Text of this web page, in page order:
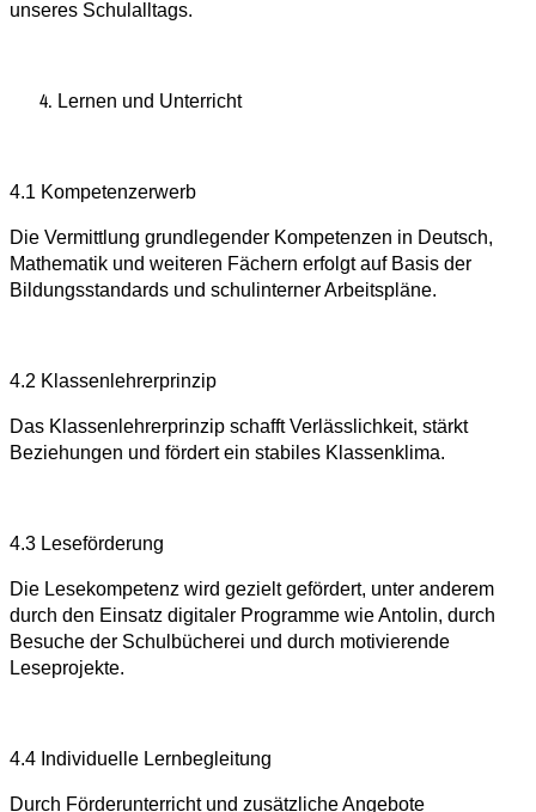
unseres Schulalltags.
Lernen und Unterricht
4.1 Kompetenzerwerb
Die Vermittlung grundlegender Kompetenzen in Deutsch,
Mathematik und weiteren Fächern erfolgt auf Basis der
Bildungsstandards und schulinterner Arbeitspläne.
4.2 Klassenlehrerprinzip
Das Klassenlehrerprinzip schafft Verlässlichkeit, stärkt
Beziehungen und fördert ein stabiles Klassenklima.
4.3 Leseförderung
Die Lesekompetenz wird gezielt gefördert, unter anderem
durch den Einsatz digitaler Programme wie Antolin, durch
Besuche der Schulbücherei und durch motivierende
Leseprojekte.
4.4 Individuelle Lernbegleitung
Durch Förderunterricht und zusätzliche Angebote